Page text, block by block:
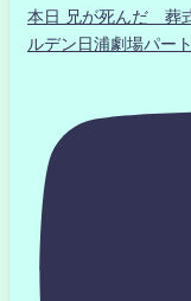
本日 兄が死んだ 葬
ルデン日浦劇場パー